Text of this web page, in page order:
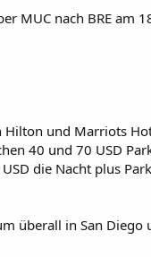
MUC nach BRE am
und Marriots
40 und 70 USD
die Nacht plus
überall in San Diego